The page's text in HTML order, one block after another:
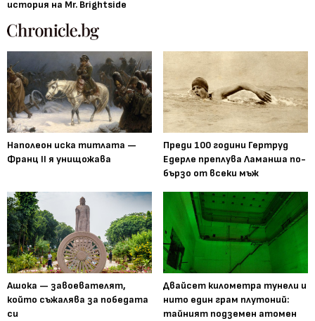
история на Mr. Brightside
Наполеон иска титлата —
Франц II я унищожава
Преди 100 години Гертруд
Едерле преплува Ламанша по-
бързо от всеки мъж
Ашока — завоевателят,
който съжалява за победата
си
Двайсет километра тунели и
нито един грам плутоний:
тайният подземен атомен